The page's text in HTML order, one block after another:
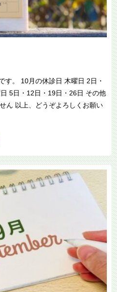
す。 10月の休診日 木曜日 2日・
5日・12日・19日・26日 その他
ん 以上、どうぞよろしくお願い